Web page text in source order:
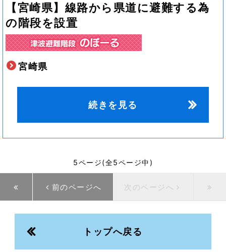
【宮崎県】線路から県道に避難する為
の階段を設置
宮崎県
続きを見る
5ページ(全5ページ中)
前のページへ 次のページへ
トップへ戻る